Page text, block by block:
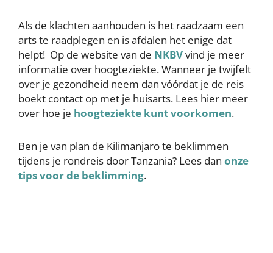
Als de klachten aanhouden is het raadzaam een
arts te raadplegen en is afdalen het enige dat
helpt! Op de website van de NKBVvind je meer
informatie over hoogteziekte. Wanneer je twijfelt
over je gezondheid neem dan vóórdat je de reis
boekt contact op met je huisarts. Lees hier meer
over hoe je hoogteziekte kunt voorkomen.
Ben je van plan de Kilimanjaro te beklimmen
tijdens je rondreis door Tanzania? Lees dan onze
tips voor de beklimming.